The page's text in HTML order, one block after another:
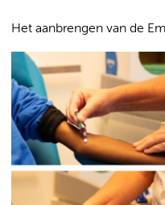
Het aanbrengen van de